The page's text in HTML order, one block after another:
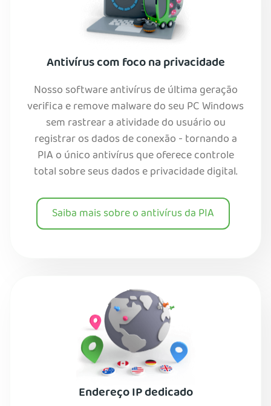
Antivírus com foco na privacidade
Nosso software antivírus de última geração
verifica e remove malware do seu PC Windows
sem rastrear a atividade do usuário ou
registrar os dados de conexão - tornando a
PIA o único antivírus que oferece controle
total sobre seus dados e privacidade digital.
Saiba mais sobre o antivírus da PIA
Endereço IP dedicado